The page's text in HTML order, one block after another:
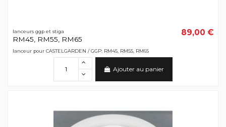
lanceurs ggp et stiga
RM45, RM55, RM65
89,00 €
lanceur pour CASTELGARDEN / GGP: RM45, RM55, RM65
Ajouter au panier